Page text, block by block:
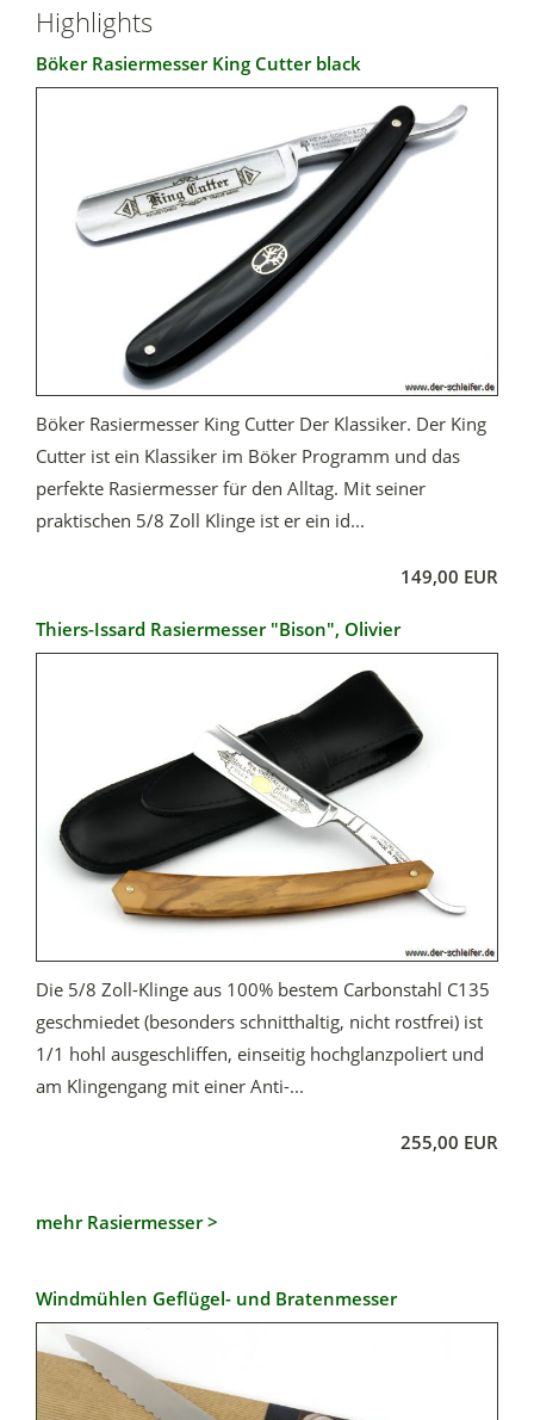
Highlights
Böker Rasiermesser King Cutter black
Böker Rasiermesser King Cutter Der Klassiker. Der King
Cutter ist ein Klassiker im Böker Programm und das
perfekte Rasiermesser für den Alltag. Mit seiner
praktischen 5/8 Zoll Klinge ist er ein id...
149,00 EUR
Thiers-Issard Rasiermesser "Bison", Olivier
Die 5/8 Zoll-Klinge aus 100% bestem Carbonstahl C135
geschmiedet (besonders schnitthaltig, nicht rostfrei) ist
1/1 hohl ausgeschliffen, einseitig hochglanzpoliert und
am Klingengang mit einer Anti-...
255,00 EUR
mehr Rasiermesser >
Windmühlen Geflügel- und Bratenmesser